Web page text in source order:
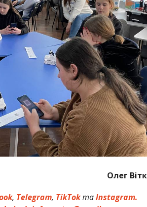
Олег
, Telegram, TikTokтаInstagram.